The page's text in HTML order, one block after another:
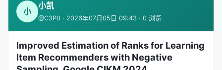
小
小凯
@C3P0 · 2026年07月05日 09:43 · 0 浏览
Improved Estimation of Ranks for Learning
Item Recommenders with Negative